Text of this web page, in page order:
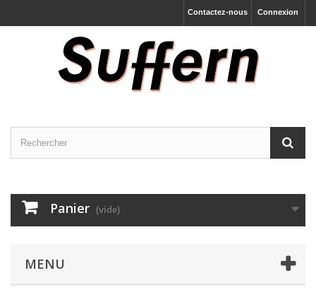
Connexion
Contactez-nous
Panier (vide)
MENU